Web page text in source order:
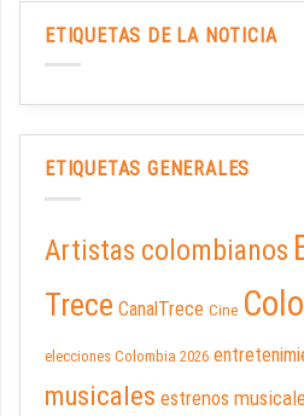
ETIQUETAS DE LA NOTICIA
ETIQUETAS GENERALES
Artistas colombianos
Trece CanalTrece Cine
elecciones Colombia 2026
musicales estrenos